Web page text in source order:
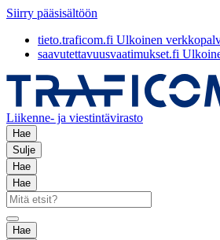
Siirry pääsisältöön
tieto.traficom.fi Ulkoinen
saavutettavuusvaatimukset.fi
Liikenne- ja viestintävirasto
Hae
Sulje
Hae
Hae
Hae